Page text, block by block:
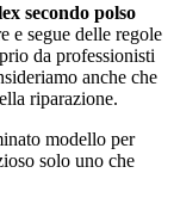
secondo polso
e segue delle regole
da professionisti
anche che
riparazione.
modello per
solo uno che